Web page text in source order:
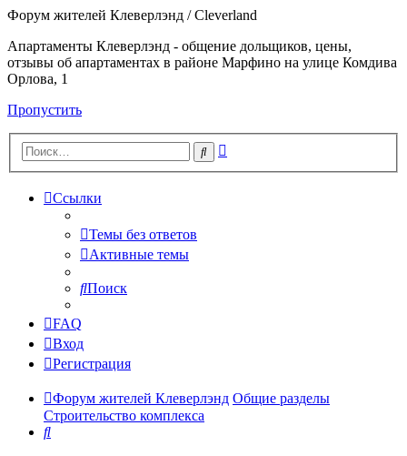
Форум жителей Клеверлэнд / Cleverland
Апартаменты Клеверлэнд - общение дольщиков, цены,
отзывы об апартаментах в районе Марфино на улице Комдива
Орлова, 1
Пропустить
Поиск
Ссылки
Темы без ответов
Активные темы
Поиск
FAQ
Вход
Регистрация
Форум жителей Клеверлэнд Общие разделы
Строительство комплекса
Поиск